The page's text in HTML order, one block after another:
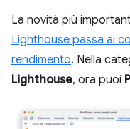
La novità più
Lighthouse passa ai
rendimento. Nella
Lighthouse, ora puoi